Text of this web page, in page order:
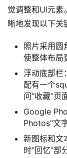
觉调整和UI元
晰地发现以下关
照片采用圆
使整体布局
浮动底部栏
配有一个
问“收藏”页
Google
Photos”文
新图标和文
时“回忆”部